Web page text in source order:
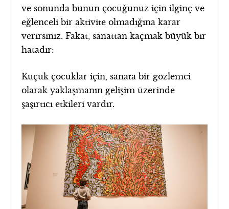
ve sonunda bunun çocuğunuz için ilginç ve
eğlenceli bir aktivite olmadığına karar
verirsiniz. Fakat, sanattan kaçmak büyük bir
hatadır:
Küçük çocuklar için, sanata bir gözlemci
olarak yaklaşmanın gelişim üzerinde
şaşırtıcı etkileri vardır.